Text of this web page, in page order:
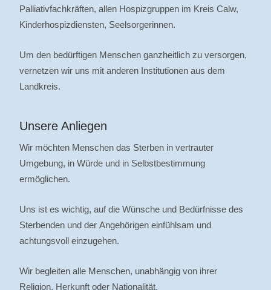
Palliativfachkräften, allen Hospizgruppen im Kreis Calw,
Kinderhospizdiensten, Seelsorgerinnen.
Um den bedürftigen Menschen ganzheitlich zu versorgen,
vernetzen wir uns mit anderen Institutionen aus dem
Landkreis.
Unsere Anliegen
Wir möchten Menschen das Sterben in vertrauter
Umgebung, in Würde und in Selbstbestimmung
ermöglichen.
Uns ist es wichtig, auf die Wünsche und Bedürfnisse des
Sterbenden und der Angehörigen einfühlsam und
achtungsvoll einzugehen.
Wir begleiten alle Menschen, unabhängig von ihrer
Religion, Herkunft oder Nationalität.